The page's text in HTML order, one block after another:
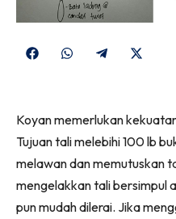
Share
Share
Share
Koyan memerlukan
Tujuan tali melebihi 100 lb
melawan dan memutuskan
mengelakkan tali bersimpul
pun mudah dilerai. Jika